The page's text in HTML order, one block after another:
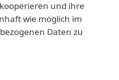
und ihre
wie möglich im
Daten zu